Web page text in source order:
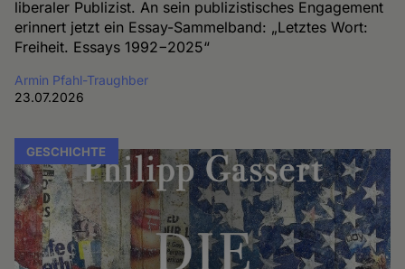
liberaler Publizist. An sein publizistisches Engagement
erinnert jetzt ein Essay-Sammelband: „Letztes Wort:
Freiheit. Essays 1992−2025“
Armin Pfahl-Traughber
23.07.2026
GESCHICHTE